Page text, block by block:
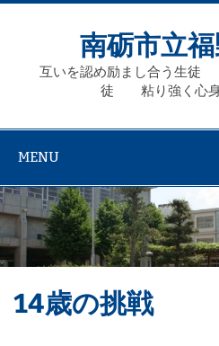
Skip
南砺市立
互いを認め励まし合う生
徒 粘り強く心身
MENU
14歳の挑戦